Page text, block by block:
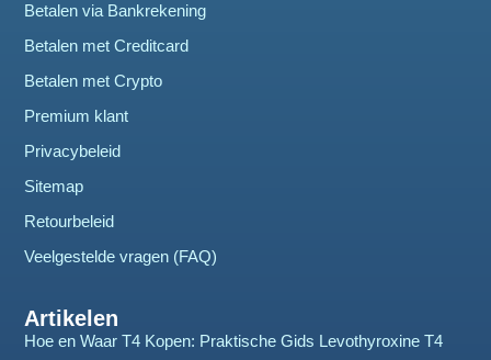
Betalen via Bankrekening
Betalen met Creditcard
Betalen met Crypto
Premium klant
Privacybeleid
Sitemap
Retourbeleid
Veelgestelde vragen (FAQ)
Artikelen
Hoe en Waar T4 Kopen: Praktische Gids Levothyroxine T4